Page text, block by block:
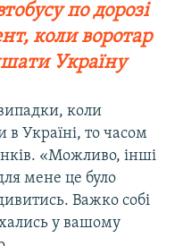
по дорозі
коли воротар
Україну
коли
Україні, то часом
«Можливо, інші
мене це було
Важко собі
у вашому